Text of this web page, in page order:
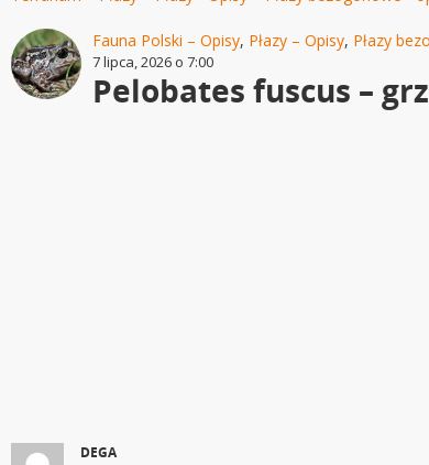
Fauna Polski – Opisy, Płazy – Opisy, Płazy
7 lipca, 2026 o 7:00
Pelobates fuscus –
DEGA